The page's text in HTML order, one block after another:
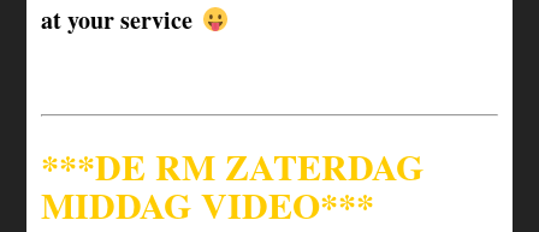
at your service
***DE RM ZATERDAG
MIDDAG VIDEO***